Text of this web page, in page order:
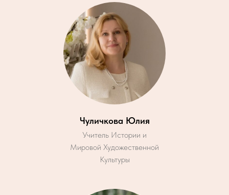
Чуличкова Юлия
Учитель Истории и
Мировой Художественной
Культуры